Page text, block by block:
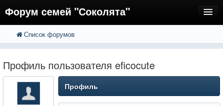
Форум семей "Соколята"
FAQ
Регистрация
Вход
Список форумов
Профиль пользователя eficocute
Профиль